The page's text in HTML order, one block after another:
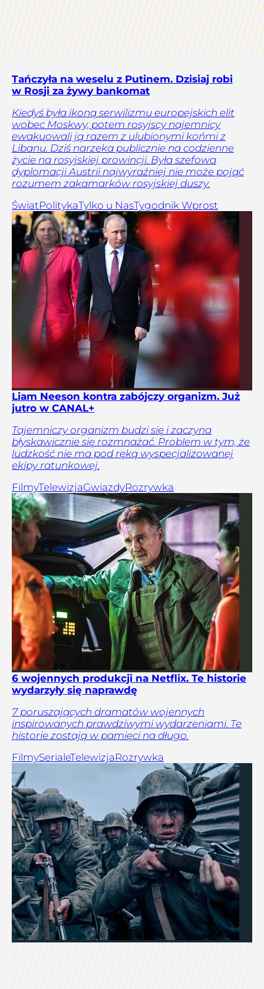
Tańczyła na weselu z Putinem. Dzisiaj robi
w Rosji za żywy bankomat
Kiedyś była ikoną serwilizmu europejskich elit
wobec Moskwy, potem rosyjscy najemnicy
ewakuowali ją razem z ulubionymi końmi z
Libanu. Dziś narzeka publicznie na codzienne
życie na rosyjskiej prowincji. Była szefowa
dyplomacji Austrii najwyraźniej nie może pojąć
rozumem zakamarków rosyjskiej duszy.
ŚwiatPolitykaTylko u NasTygodnik Wprost
Liam Neeson kontra zabójczy organizm. Już
jutro w CANAL+
Tajemniczy organizm budzi się i zaczyna
błyskawicznie się rozmnażać. Problem w tym, że
ludzkość nie ma pod ręką wyspecjalizowanej
ekipy ratunkowej.
FilmyTelewizjaGwiazdyRozrywka
6 wojennych produkcji na Netflix. Te historie
wydarzyły się naprawdę
7 poruszających dramatów wojennych
inspirowanych prawdziwymi wydarzeniami. Te
historie zostają w pamięci na długo.
FilmySerialeTelewizjaRozrywka